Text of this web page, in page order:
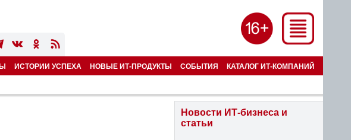
ИСТОРИИ УСПЕХА НОВЫЕ ИТ-ПРОДУКТЫ СОБЫТИЯ КАТАЛОГ ИТ-КОМПАНИЙ
Новости ИТ-бизнеса и
статьи